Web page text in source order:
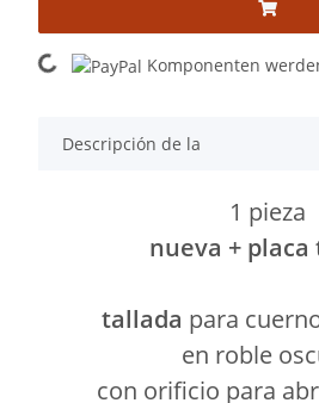
Loading... Komponenten
Descripción de la
1 pieza
nueva +
tallada para
en roble
con orificio para